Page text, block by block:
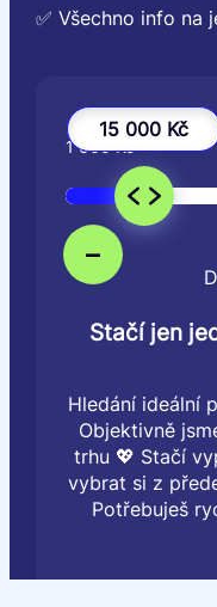
✅ Všechno info na
15 000 Kč
–
1 000 Kč
Stačí jen
Hledání ideální
Objektivně
trhu 💖 Stačí
vybrat si z
Potřebuješ